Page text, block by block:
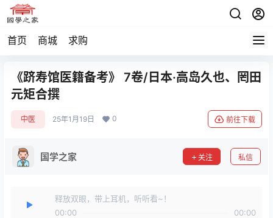
首页 商城 求购
《跻寿馆医籍备考》 7卷/日本·高岛久也、罔田
元矩合撰
中医 25年1月19日 0 前往下载
国学之家 关注 私信
释放双眼，带上耳机，听听看~！
00:00
00:00